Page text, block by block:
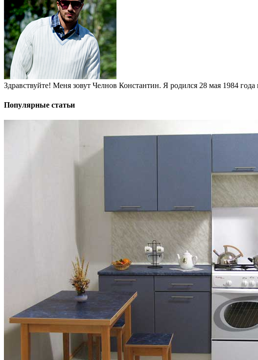
Здравствуйте! Меня зовут Челнов Константин. Я родился 28 мая 1984 года
Популярные статьи